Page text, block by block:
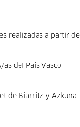
realizadas a partir del
del País Vasco
de Biarritz y Azkuna